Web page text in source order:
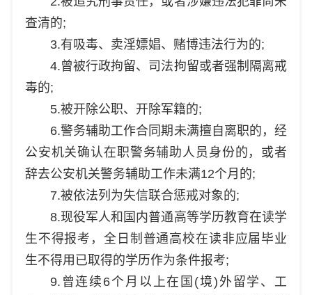
查清的;
3.有吸毒、卖淫嫖娼、赌博违法行为的;
4.曾被行政拘留、司法拘留或者强制隔离戒
毒的;
5.被开除公职、开除军籍的;
6.警务辅助工作合同期未满擅自离职的，经
公安机关确认在职警务辅助人员身份的，或者
辞去公安机关警务辅助工作未满12个月的;
7.被依法列为失信联合惩戒对象的;
8.现役军人和国内普通高等学历教育在读学
生不得报考，全日制普通高校在读非应届毕业
生不得用已取得的学历作为条件报考;
9.曾连续6个月以上在国(境)外留学、工